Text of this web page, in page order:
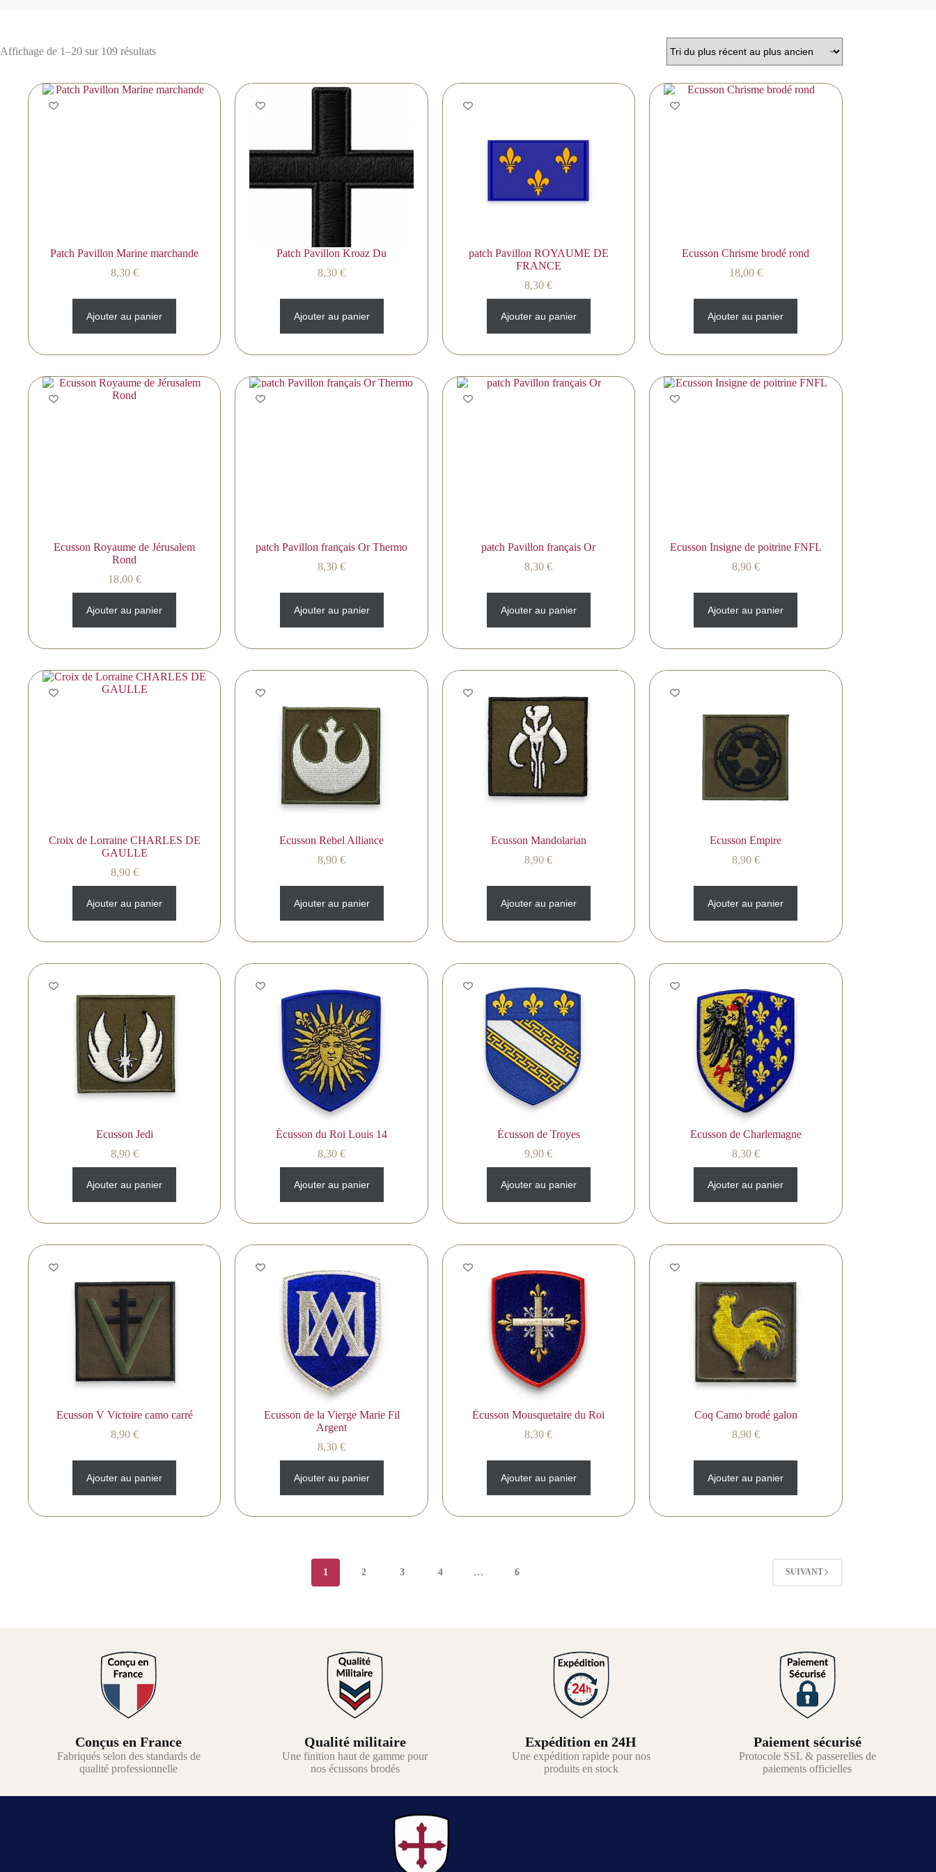
Affichage de 1–20 sur 109 résultats
Patch Pavillon Marine marchande
8,30 €
Ajouter au panier
Patch Pavillon Kroaz Du
8,30€
Ajouter au panier
patch Pavillon ROYAUME DE
FRANCE
8,30€
Ajouter au panier
Ecusson Chrisme brodé rond
18,00 €
Ajouter au panier
Ecusson Royaume de Jérusalem
Rond
18,00 €
Ajouter au panier
patch Pavillon français Or Thermo
8,30€
Ajouter au panier
patch Pavillon français Or
8,30€
Ajouter au panier
Ecusson Insigne de poitrine FNFL
8,90 €
Ajouter au panier
Croix de Lorraine CHARLES DE
GAULLE
8,90 €
Ajouter au panier
Ecusson Rebel Alliance
8,90€
Ajouter au panier
Ecusson Mandolarian
8,90€
Ajouter au panier
Ecusson Empire
8,90 €
Ajouter au panier
Ecusson Jedi
8,90 €
Ajouter au panier
Écusson du Roi Louis 14
8,30€
Ajouter au panier
Écusson de Troyes
9,90€
Ajouter au panier
Ecusson de Charlemagne
8,30 €
Ajouter au panier
Ecusson V Victoire camo carré
8,90 €
Ajouter au panier
Ecusson de la Vierge Marie Fil
Argent
8,30€
Ajouter au panier
Écusson Mousquetaire du Roi
8,30€
Ajouter au panier
Coq Camo brodé galon
8,90 €
Ajouter au panier
1 2 3 4 … 6 SUIVANT
Conçus en France
Fabriqués selon des standards de
qualité professionnelle
Qualité militaire
Une finition haut de gamme pour
nos écussons brodés
Expédition en 24H
Une expédition rapide pour nos
produits en stock
Paiement sécurisé
Protocole SSL & passerelles de
paiements officielles